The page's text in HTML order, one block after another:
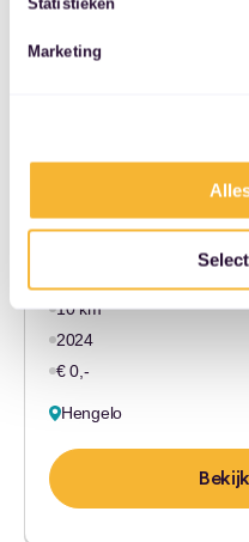
Statistieken
Marketing
GT-line Launch
10 km
2024
€ 0,-
Hengelo